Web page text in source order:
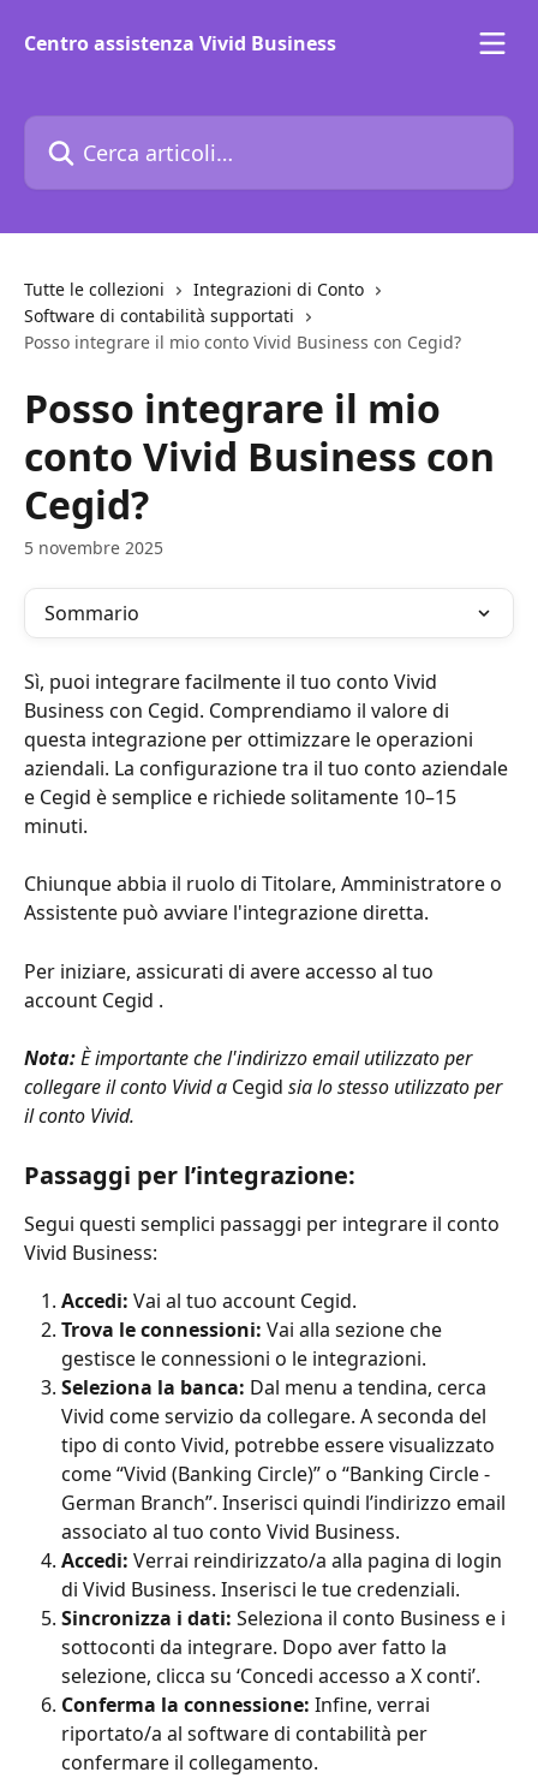
Centro assistenza Vivid Business
Cerca articoli…
Tutte le collezioni
Integrazioni di Conto
Software di contabilità supportati
Posso integrare il mio conto Vivid Business con Cegid?
Posso integrare il mio
conto Vivid Business con
Cegid?
5 novembre 2025
Sommario
Sì, puoi integrare facilmente il tuo conto Vivid
Business con Cegid. Comprendiamo il valore di
questa integrazione per ottimizzare le operazioni
aziendali. La configurazione tra il tuo conto aziendale
e Cegid è semplice e richiede solitamente 10–15
minuti.
Chiunque abbia il ruolo di Titolare, Amministratore o
Assistente può avviare l'integrazione diretta.
Per iniziare, assicurati di avere accesso al tuo
account Cegid .
Nota: È importante che l'indirizzo email utilizzato per
collegare il conto Vivid a Cegid sia lo stesso utilizzato per
il conto Vivid.
Passaggi per l’integrazione:
Segui questi semplici passaggi per integrare il conto
Vivid Business:
Accedi: Vai al tuo account Cegid.
Trova le connessioni: Vai alla sezione che
gestisce le connessioni o le integrazioni.
Seleziona la banca: Dal menu a tendina, cerca
Vivid come servizio da collegare. A seconda del
tipo di conto Vivid, potrebbe essere visualizzato
come “Vivid (Banking Circle)” o “Banking Circle -
German Branch”. Inserisci quindi l’indirizzo email
associato al tuo conto Vivid Business.
Accedi: Verrai reindirizzato/a alla pagina di login
di Vivid Business. Inserisci le tue credenziali.
Sincronizza i dati: Seleziona il conto Business e i
sottoconti da integrare. Dopo aver fatto la
selezione, clicca su ‘Concedi accesso a X conti’.
Conferma la connessione: Infine, verrai
riportato/a al software di contabilità per
confermare il collegamento.